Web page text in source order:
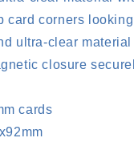
card corners
ultra-clear
closure
cards